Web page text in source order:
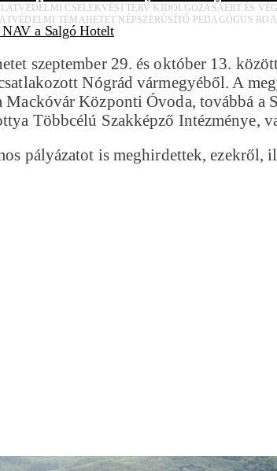
NAV a Salgó Hotelt
CSELEKVÉSI TERV KIDOLGOZÁSÁÉRT ÉS
TÉMAHETET NÉPSZERŰSÍTŐ PEDAGÓGUS
szeptember 29. és október 13.
Nógrád vármegyéből. A
Mackóvár Központi Óvoda, továbbá
Többcélú Szakképző Intézménye,
pályázatot is meghirdettek,